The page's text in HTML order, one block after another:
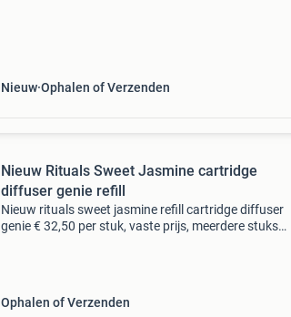
Nieuw Ophalen of Verzenden
Nieuw Rituals Sweet Jasmine cartridge
diffuser genie refill
Nieuw rituals sweet jasmine refill cartridge diffuser
genie € 32,50 per stuk, vaste prijs, meerdere stuks
Ophalen of Verzenden